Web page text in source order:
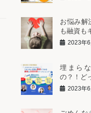
お悩み解
も融資も
2023年6
埋まら
の？！ど
2023年6